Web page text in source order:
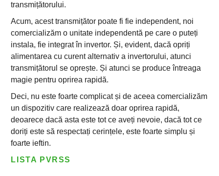
transmițătorului.
Acum, acest transmițător poate fi fie independent, noi
comercializăm o unitate independentă pe care o puteți
instala, fie integrat în invertor. Și, evident, dacă opriți
alimentarea cu curent alternativ a invertorului, atunci
transmițătorul se oprește. Și atunci se produce întreaga
magie pentru oprirea rapidă.
Deci, nu este foarte complicat și de aceea comercializăm
un dispozitiv care realizează doar oprirea rapidă,
deoarece dacă asta este tot ce aveți nevoie, dacă tot ce
doriți este să respectați cerințele, este foarte simplu și
foarte ieftin.
LISTA PVRSS